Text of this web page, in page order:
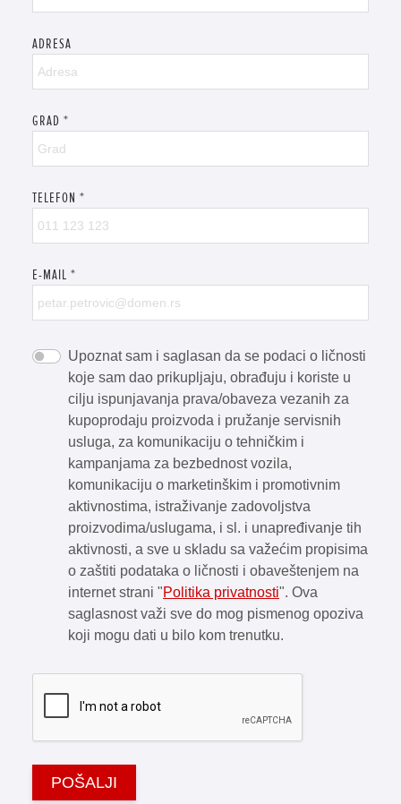
ADRESA
GRAD *
TELEFON *
E-MAIL *
Upoznat sam i saglasan da se podaci o ličnosti
koje sam dao prikupljaju, obrađuju i koriste u
cilju ispunjavanja prava/obaveza vezanih za
kupoprodaju proizvoda i pružanje servisnih
usluga, za komunikaciju o tehničkim i
kampanjama za bezbednost vozila,
komunikaciju o marketinškim i promotivnim
aktivnostima, istraživanje zadovoljstva
proizvodima/uslugama, i sl. i unapređivanje tih
aktivnosti, a sve u skladu sa važećim propisima
o zaštiti podataka o ličnosti i obaveštenjem na
internet strani "Politika privatnosti". Ova
saglasnost važi sve do mog pismenog opoziva
koji mogu dati u bilo kom trenutku.
POŠALJI